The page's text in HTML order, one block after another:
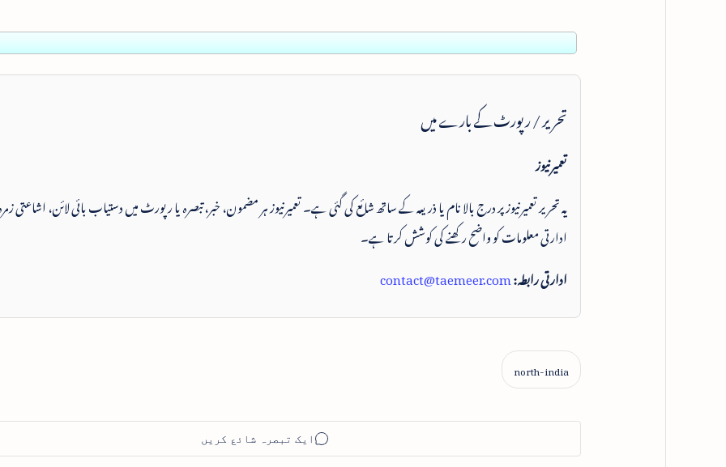
تحریر / رپورٹ کے بارے میں
تعمیرنیوز
یہ تحریر تعمیرنیوز پر درج بالا نام یا ذریعہ کے ساتھ شائع کی گئی ہے۔ تعمیرنیوز ہر مضمون، خبر، تبصرہ یا رپورٹ میں دستیاب بائی لائن، اشاعتی
ادارتی معلومات کو واضح رکھنے کی کوشش کرتا ہے۔
ادارتی رابطہ:contact@taemeer.com